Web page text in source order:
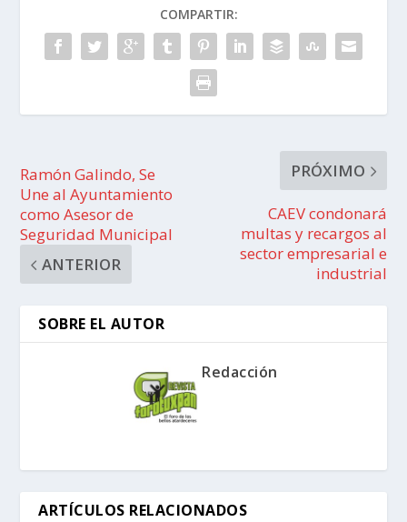
COMPARTIR:
Ramón Galindo, Se
Une al Ayuntamiento
como Asesor de
Seguridad Municipal
ANTERIOR
PRÓXIMO
CAEV condonará
multas y recargos al
sector empresarial e
industrial
SOBRE EL AUTOR
Redacción
ARTÍCULOS RELACIONADOS